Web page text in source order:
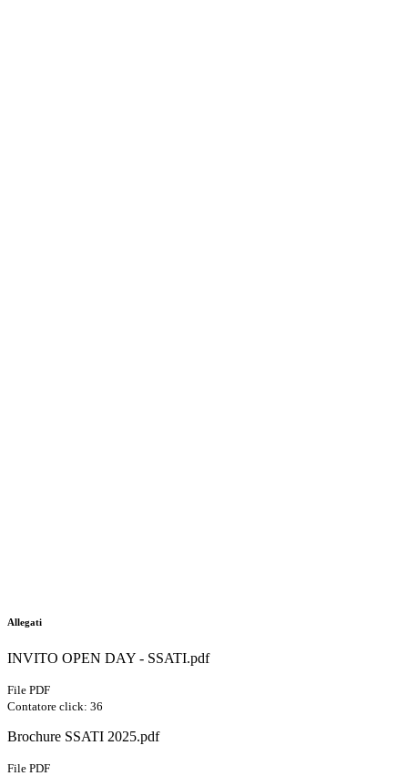
Allegati
INVITO OPEN DAY - SSATI.pdf
File PDF
Contatore click: 36
Brochure SSATI 2025.pdf
File PDF